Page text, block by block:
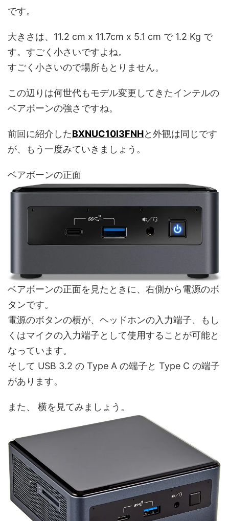
です。
大きさは、11.2 cm x 11.7cm x 5.1 cm で 1.2 Kg で
す。すごく小さいですよね。
すごく小さいので場所もとりません。
この辺りは何世代もモデル変更してきたインテルの
ベアボーンの強さですね。
前回に紹介したBXNUC10I3FNHと外観は同じです
が、もう一度みていきましょう。
ベアボーンの正面
ベアボーンの正面を見たときに、右側から電源のボ
タンです。
電源のボタンの横が、ヘッドホンの入力端子、もし
くはマイクの入力端子として使用することが可能と
なっています。
そして USB 3.2 の Type A の端子と Type C の端子
があります。
また、 横を見てみましょう。